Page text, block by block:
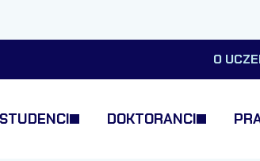
O
STUDENCI DOKTORANCI